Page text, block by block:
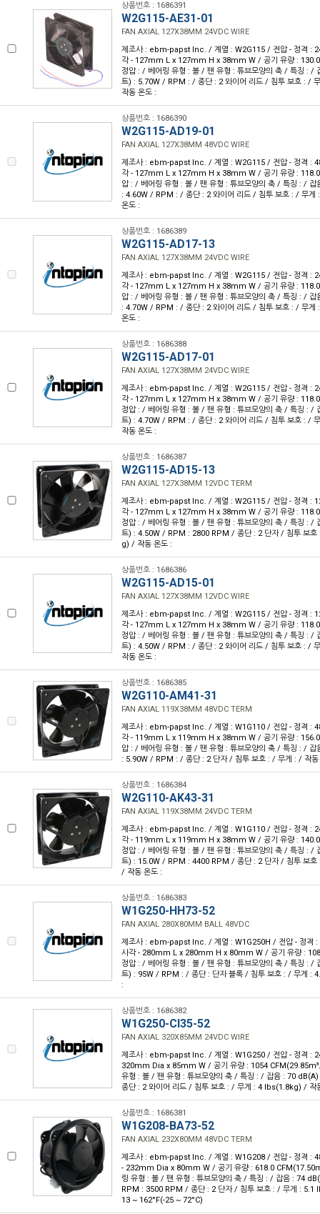
상품번호 : 1686391
W2G115-AE31-01
FAN AXIAL 127X38MM 24VDC WIRE
제조사 : ebm-papst Inc. / 계열 : W2G115 / 전압 - 정격 :
각 - 127mm L x 127mm H x 38mm W / 공기 유량 :
정압 : / 베어링 유형 : 볼 / 팬 유형 : 튜브모양의 축 / 특징 : /
트) : 5.70W / RPM : / 종단 : 2 와이어 리드 / 침투 보호 : /
작동 온도 :
상품번호 : 1686390
W2G115-AD19-01
FAN AXIAL 127X38MM 48VDC WIRE
제조사 : ebm-papst Inc. / 계열 : W2G115 / 전압 - 정격 :
각 - 127mm L x 127mm H x 38mm W / 공기 유량 :
압 : / 베어링 유형 : 볼 / 팬 유형 : 튜브모양의 축 / 특징 : /
: 4.60W / RPM : / 종단 : 2 와이어 리드 / 침투 보호 : / 무
온도 :
상품번호 : 1686389
W2G115-AD17-13
FAN AXIAL 127X38MM 24VDC WIRE
제조사 : ebm-papst Inc. / 계열 : W2G115 / 전압 - 정격 :
각 - 127mm L x 127mm H x 38mm W / 공기 유량 :
압 : / 베어링 유형 : 볼 / 팬 유형 : 튜브모양의 축 / 특징 : /
: 4.70W / RPM : / 종단 : 2 와이어 리드 / 침투 보호 : / 무
온도 :
상품번호 : 1686388
W2G115-AD17-01
FAN AXIAL 127X38MM 24VDC WIRE
제조사 : ebm-papst Inc. / 계열 : W2G115 / 전압 - 정격 :
각 - 127mm L x 127mm H x 38mm W / 공기 유량 :
정압 : / 베어링 유형 : 볼 / 팬 유형 : 튜브모양의 축 / 특징 : /
트) : 4.70W / RPM : / 종단 : 2 와이어 리드 / 침투 보호 : /
작동 온도 :
상품번호 : 1686387
W2G115-AD15-13
FAN AXIAL 127X38MM 12VDC TERM
제조사 : ebm-papst Inc. / 계열 : W2G115 / 전압 - 정격 :
각 - 127mm L x 127mm H x 38mm W / 공기 유량 :
정압 : / 베어링 유형 : 볼 / 팬 유형 : 튜브모양의 축 / 특징 : /
트) : 4.50W / RPM : 2800 RPM / 종단 : 2 단자 / 침투 보
g) / 작동 온도 :
상품번호 : 1686386
W2G115-AD15-01
FAN AXIAL 127X38MM 12VDC WIRE
제조사 : ebm-papst Inc. / 계열 : W2G115 / 전압 - 정격 :
각 - 127mm L x 127mm H x 38mm W / 공기 유량 :
정압 : / 베어링 유형 : 볼 / 팬 유형 : 튜브모양의 축 / 특징 : /
트) : 4.50W / RPM : / 종단 : 2 와이어 리드 / 침투 보호 : /
작동 온도 :
상품번호 : 1686385
W2G110-AM41-31
FAN AXIAL 119X38MM 48VDC TERM
제조사 : ebm-papst Inc. / 계열 : W1G110 / 전압 - 정격 :
각 - 119mm L x 119mm H x 38mm W / 공기 유량 :
압 : / 베어링 유형 : 볼 / 팬 유형 : 튜브모양의 축 / 특징 : /
: 5.90W / RPM : / 종단 : 2 단자 / 침투 보호 : / 무게 : / 작동
상품번호 : 1686384
W2G110-AK43-31
FAN AXIAL 119X38MM 24VDC TERM
제조사 : ebm-papst Inc. / 계열 : W1G110 / 전압 - 정격 :
각 - 119mm L x 119mm H x 38mm W / 공기 유량 :
정압 : / 베어링 유형 : 볼 / 팬 유형 : 튜브모양의 축 / 특징 : /
트) : 15.0W / RPM : 4400 RPM / 종단 : 2 단자 / 침투 보
/ 작동 온도 :
상품번호 : 1686383
W1G250-HH73-52
FAN AXIAL 280X80MM BALL 48VDC
제조사 : ebm-papst Inc. / 계열 : W1G250H / 전압 - 정격 :
사각 - 280mm L x 280mm H x 80mm W / 공기 유량 :
정압 : / 베어링 유형 : 볼 / 팬 유형 : 튜브모양의 축 / 특징 : /
트) : 95W / RPM : / 종단 : 단자 블록 / 침투 보호 : / 무게 :
:
상품번호 : 1686382
W1G250-CI35-52
FAN AXIAL 320X85MM 24VDC WIRE
제조사 : ebm-papst Inc. / 계열 : W1G250 / 전압 - 정격 :
320mm Dia x 85mm W / 공기 유량 : 1054
유형 : 볼 / 팬 유형 : 튜브모양의 축 / 특징 : / 잡음 : 70
종단 : 2 와이어 리드 / 침투 보호 : / 무게 : 4 lbs(1.8kg) / 작
상품번호 : 1686381
W1G208-BA73-52
FAN AXIAL 232X80MM 48VDC TERM
제조사 : ebm-papst Inc. / 계열 : W1G208 / 전압 - 정격 :
- 232mm Dia x 80mm W / 공기 유량 : 618.0
링 유형 : 볼 / 팬 유형 : 튜브모양의 축 / 특징 : / 잡음 : 74
RPM : 3500 RPM / 종단 : 2 단자 / 침투 보호 : / 무게 : 5.1
13 ~ 162°F(-25 ~ 72°C)